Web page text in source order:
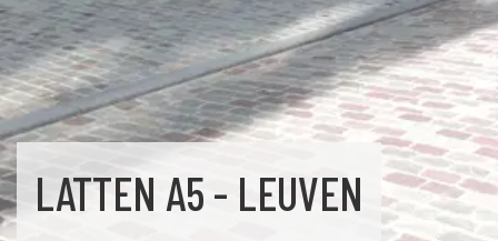
LATTEN A5 - LEUVEN